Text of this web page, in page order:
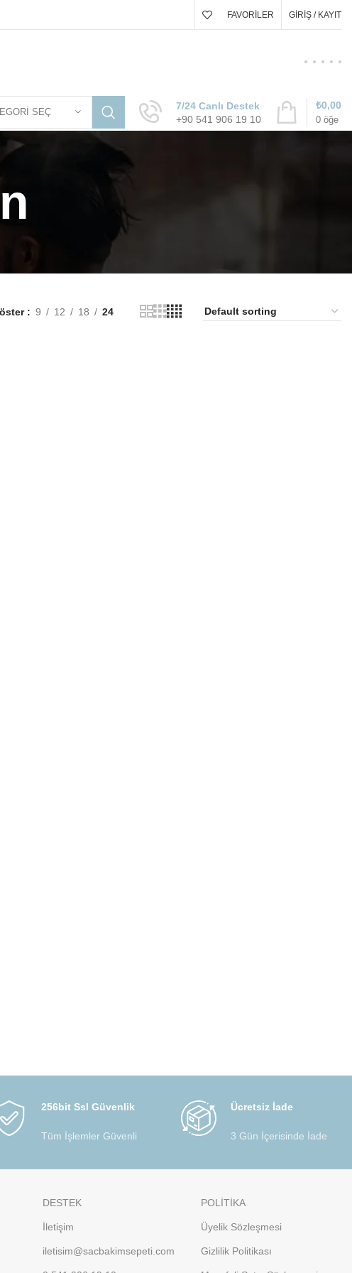
FAVORILER GIRIŞ / KAYIT
SEÇ
7/24 Canlı Destek
+90 541 906 19 10
0 öğe
₺0,00
9 12 18 24
256bit Ssl Güvenlik
Tüm İşlemler Güvenli
Ücretsiz İade
3 Gün İçerisinde İade
DESTEK
İletişim
iletisim@sacbakimsepeti.com
POLİTİKA
Üyelik Sözleşmesi
Gizlilik Politikası